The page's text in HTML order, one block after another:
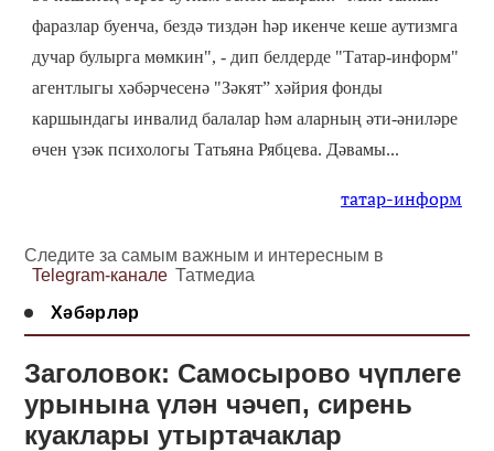
фаразлар буенча, бездә тиздән һәр икенче кеше аутизмга
дучар булырга мөмкин", - дип белдерде "Татар-информ"
агентлыгы хәбәрчесенә "Зәкят” хәйрия фонды
каршындагы инвалид балалар һәм аларның әти-әниләре
өчен үзәк психологы Татьяна Рябцева. Дәвамы...
татар-информ
Следите за самым важным и интересным в
Telegram-канале Татмедиа
Хәбәрләр
Заголовок: Самосырово чүплеге
урынына үлән чәчеп, сирень
куаклары утыртачаклар